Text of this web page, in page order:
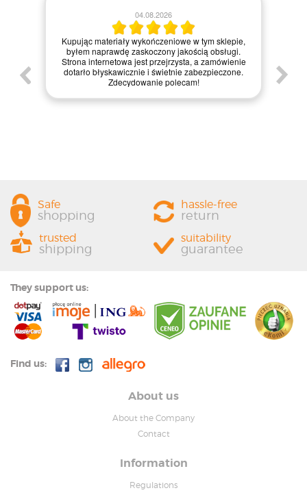
w tym sklepie,
jakością obsługi.
a zamówienie
zabezpieczone.
polecam!
Zamówienie zrealizowane błyskawicznie,
materiały dotarły w idealnym stanie.
internetowa jest bardzo intuicyjna, co
zakupy, a dodatkowo paczka była
zapakowana. Zdecydowanie polecam ten
każdemu, kto szuka jakości i profesjonalnej
Safe
shopping
hassle-free
return
trusted
shipping
suitability
guarantee
They support us:
Find us:
About us
About the Company
Contact
Information
Regulations